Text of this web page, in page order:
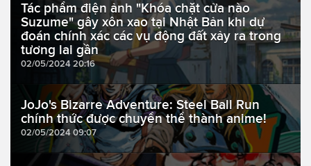
Tác phẩm điện ảnh "Khóa chặt cửa nào
Suzume" gây xôn xao tại Nhật Bản khi dự
đoán chính xác các vụ động đất xảy ra trong
tương lai gần
02/05/2024 20:16
JoJo's Bizarre Adventure: Steel Ball Run
chính thức được chuyển thể thành anime!
02/05/2024 09:07